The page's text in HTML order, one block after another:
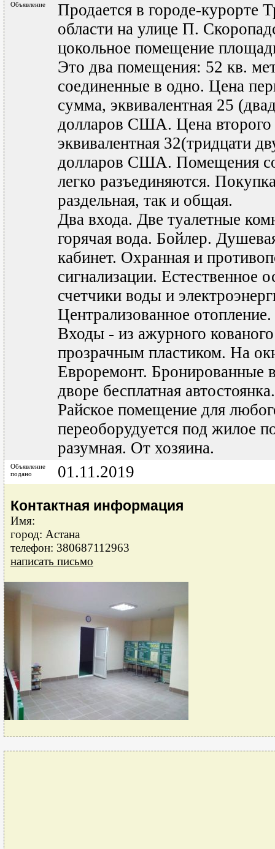
Объявление
Продается в городе-курорте
области на улице П.
цокольное помещение
Это два помещения: 52 кв.
соединенные в одно. Цена
сумма, эквивалентная 25
долларов США. Цена
эквивалентная 32(тридцати
долларов США. Помещения
легко разъединяются.
раздельная, так и общая.
Два входа. Две туалетные
горячая вода. Бойлер.
кабинет. Охранная и
сигнализации. Естественное
счетчики воды и
Централизованное отопление.
Входы - из ажурного
прозрачным пластиком. На
Евроремонт. Бронированные
дворе бесплатная автостоянка.
Райское помещение для
переоборудуется под жилое
разумная. От хозяина.
Объявление
подано
01.11.2019
Контактная информация
Имя:
город: Астана
телефон: 380687112963
написать письмо